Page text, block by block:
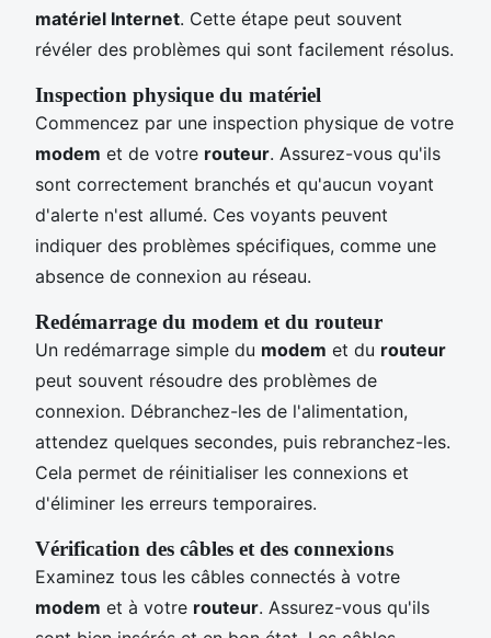
matériel Internet. Cette étape peut souvent
révéler des problèmes qui sont facilement résolus.
Inspection physique du matériel
Commencez par une inspection physique de votre
modem et de votre routeur. Assurez-vous qu'ils
sont correctement branchés et qu'aucun voyant
d'alerte n'est allumé. Ces voyants peuvent
indiquer des problèmes spécifiques, comme une
absence de connexion au réseau.
Redémarrage du modem et du routeur
Un redémarrage simple du modem et du routeur
peut souvent résoudre des problèmes de
connexion. Débranchez-les de l'alimentation,
attendez quelques secondes, puis rebranchez-les.
Cela permet de réinitialiser les connexions et
d'éliminer les erreurs temporaires.
Vérification des câbles et des connexions
Examinez tous les câbles connectés à votre
modem et à votre routeur. Assurez-vous qu'ils